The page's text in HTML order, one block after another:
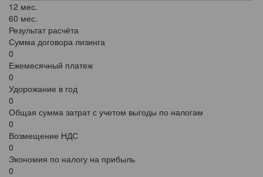
12 мес.
60 мес.
Результат расчёта
Сумма договора лизинга
0
Ежемесячный платеж
0
Удорожание в год
0
Общая сумма затрат с учетом выгоды по налогам
0
Возмещение НДС
0
Экономия по налогу на прибыль
0